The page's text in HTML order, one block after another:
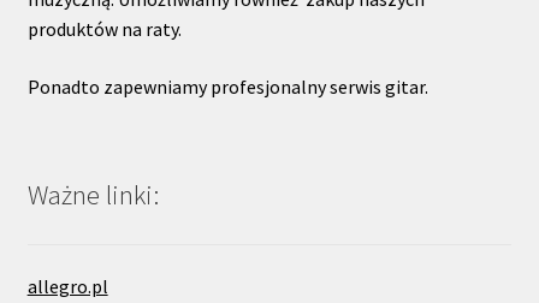
produktów na raty.
Ponadto zapewniamy profesjonalny serwis gitar.
Ważne linki:
allegro.pl